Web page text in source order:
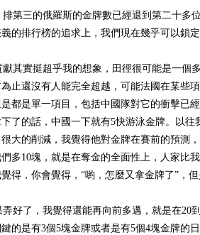
第三的俄羅斯的金牌數已經退到第二十多
的排行榜的追求上，我們現在幾乎可以鎖定
其實挺超乎我的想象，田徑很可能是一個
止還沒有人能完全超越，可能法國在某些
都是單一項目，包括中國隊對它的衝擊已
了的話，中國一下就有5快游泳金牌。以
大的削減，我覺得他對金牌在賽前的預測
多10塊，就是在奪金的全面性上，人家比
得，你會覺得，“喲，怎麼又拿金牌了”，
好了，我覺得還能再向前多邁，就是在20到
的是有3個5塊金牌或者是有5個4塊金牌的